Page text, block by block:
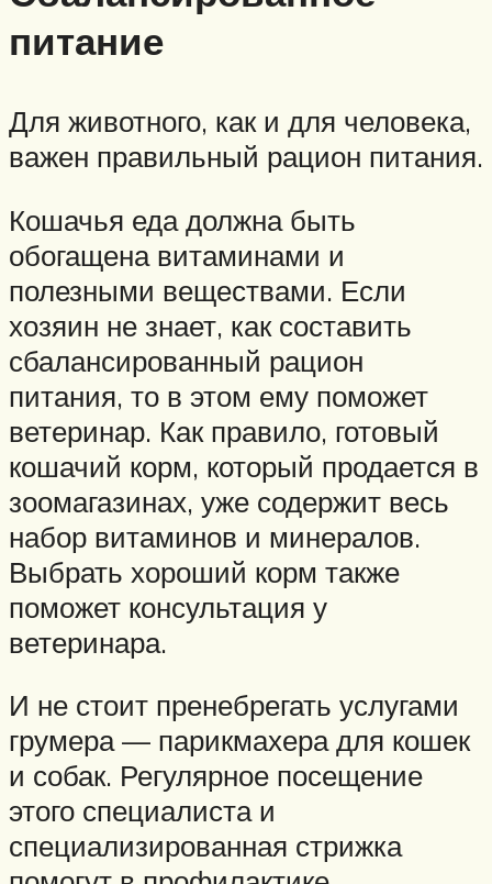
питание
Для животного, как и для человека,
важен правильный рацион питания.
Кошачья еда должна быть
обогащена витаминами и
полезными веществами. Если
хозяин не знает, как составить
сбалансированный рацион
питания, то в этом ему поможет
ветеринар. Как правило, готовый
кошачий корм, который продается в
зоомагазинах, уже содержит весь
набор витаминов и минералов.
Выбрать хороший корм также
поможет консультация у
ветеринара.
И не стоит пренебрегать услугами
грумера — парикмахера для кошек
и собак. Регулярное посещение
этого специалиста и
специализированная стрижка